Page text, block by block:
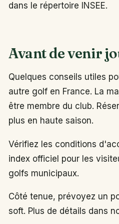
dans le répertoire INSEE.
Avant de venir
Quelques conseils utiles
autre golf en France. La
être membre du club.
plus en haute saison.
Vérifiez les conditions
index officiel pour les
golfs municipaux.
Côté tenue, prévoyez un
soft. Plus de détails dans